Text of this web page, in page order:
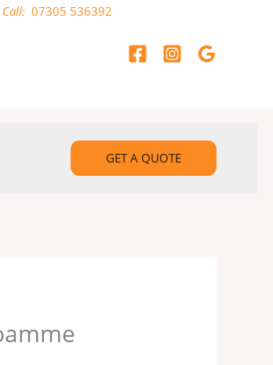
07305 536392
GET A QUOTE